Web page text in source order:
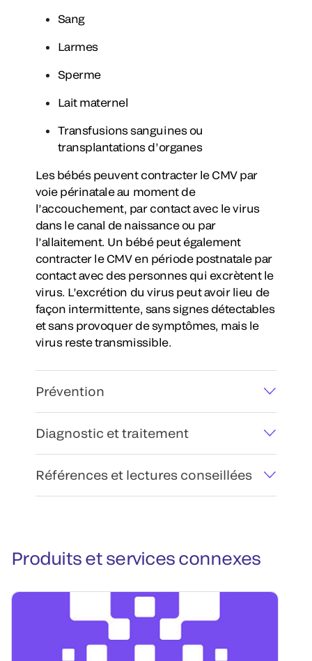
Sang
Larmes
Sperme
Lait maternel
Transfusions sanguines ou
transplantations d’organes
Les bébés peuvent contracter le CMV par
voie périnatale au moment de
l’accouchement, par contact avec le virus
dans le canal de naissance ou par
l’allaitement. Un bébé peut également
contracter le CMV en période postnatale par
contact avec des personnes qui excrètent le
virus. L’excrétion du virus peut avoir lieu de
façon intermittente, sans signes détectables
et sans provoquer de symptômes, mais le
virus reste transmissible.
Prévention
Diagnostic et traitement
Références et lectures conseillées
Produits et services connexes